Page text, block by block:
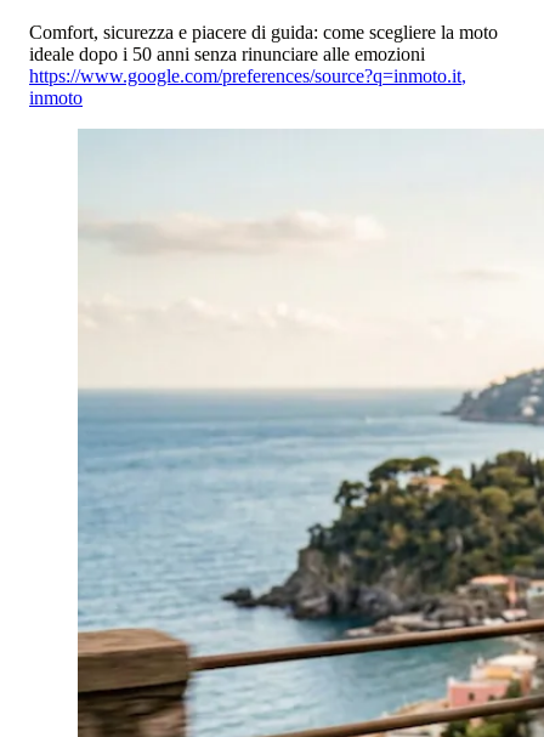
Comfort, sicurezza e piacere di guida: come scegliere la moto
ideale dopo i 50 anni senza rinunciare alle emozioni
https://www.google.com/preferences/source?q=inmoto.it,
inmoto